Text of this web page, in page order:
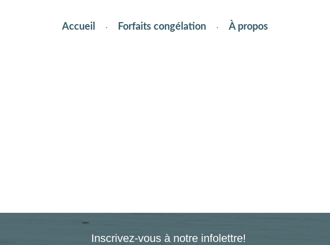
Accueil Forfaits congélation À propos
Inscrivez-vous à notre infolettre!